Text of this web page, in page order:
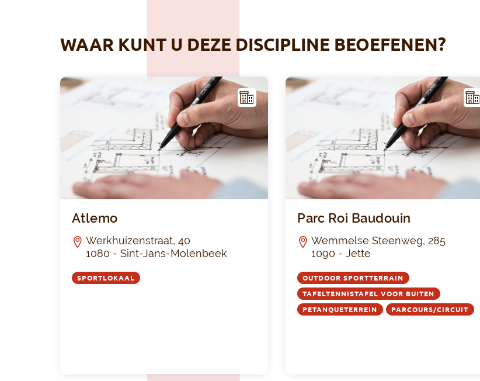
WAAR KUNT U DEZE DISCIPLINE BEOEFENEN?
NFR
AST
RUC
Atlemo
Werkhuizenstraat, 40
1080 - Sint-Jans-Molenbeek
SPORTLOKAAL
NFR
AST
RUC
Parc Roi Baudouin
Wemmelse Steenweg, 285
1090 - Jette
OUTDOOR SPORTTERRAIN
TAFELTENNISTAFEL VOOR BUITEN
PETANQUETERREIN PARCOURS/CIRCUIT